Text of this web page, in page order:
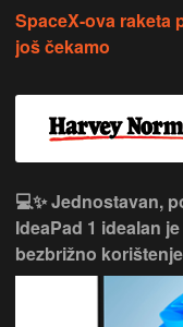
SpaceX-ova raketa
još čekamo
💻✨ Jednostavan,
IdeaPad 1 idealan
bezbrižno